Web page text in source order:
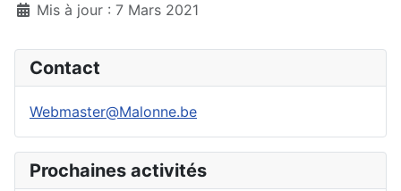
Mis à jour : 7 Mars 2021
Contact
Webmaster@Malonne.be
Prochaines activités